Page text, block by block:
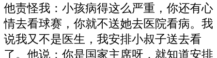
他责怪我：小孩病得这么严重，你还有心
情去看球赛，你就不送她去医院看病。我
说我又不是医生，我安排小叔子送去看
了。他说：你是国家主席呀，就知道安排